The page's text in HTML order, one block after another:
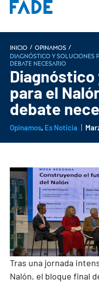
INICIO / Opinamos /
Diagnóstico y soluciones
debate necesario
para el
debate
Opinamos, Es Noticia
Tras una jornada
Nalón, el bloque final